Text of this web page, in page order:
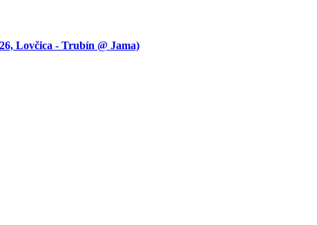
Lovčica - Trubín @ Jama)